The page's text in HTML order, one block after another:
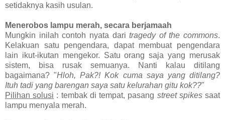
setidaknya kasih usulan.
Menerobos lampu merah, secara berjamaah
Mungkin inilah contoh nyata daritragedy of the commons.
Kelakuan satu pengendara, dapat membuat pengendara
lain ikut-ikutan mengekor. Satu orang saja yang merusak
sistem, bisa rusak semuanya. Nanti kalau ditilang
bagaimana? "Hloh, Pak?! Kok cuma saya yang ditilang?
Ituh tadi yang barengan saya satu kelurahan gitu kok??"
Pilihan solusi : tembak di tempat, pasang street spikessaat
lampu menyala merah.